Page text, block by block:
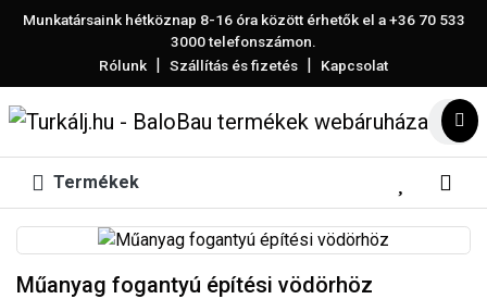
Munkatársaink hétköznap 8-16 óra között érhetők el a+36 70 533
3000telefonszámon.
Rólunk | Szállítás és fizetés | Kapcsolat
Termékek
Műanyag fogantyú építési vödörhöz